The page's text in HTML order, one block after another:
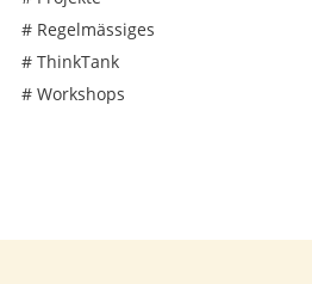
# Regelmässiges
# ThinkTank
# Workshops